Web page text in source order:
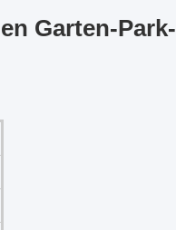
Garten-Park-